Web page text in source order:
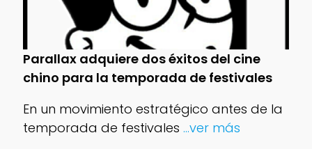
Parallax adquiere dos éxitos del cine
chino para la temporada de festivales
En un movimiento estratégico antes de la
temporada de festivales ...ver más